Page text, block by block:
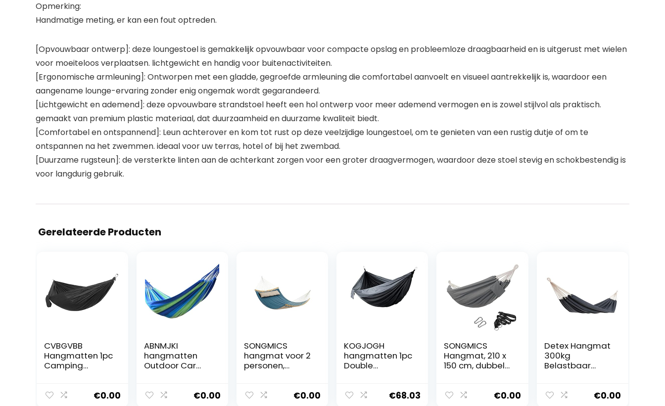
Opmerking:
Handmatige meting, er kan een fout optreden.
[Opvouwbaar ontwerp]: deze loungestoel is gemakkelijk opvouwbaar voor compacte opslag en probleemloze draagbaarheid en is uitgerust met wielen
voor moeiteloos verplaatsen. lichtgewicht en handig voor buitenactiviteiten.
[Ergonomische armleuning]: Ontworpen met een gladde, gegroefde armleuning die comfortabel aanvoelt en visueel aantrekkelijk is, waardoor een
aangename lounge-ervaring zonder enig ongemak wordt gegarandeerd.
[Lichtgewicht en ademend]: deze opvouwbare strandstoel heeft een hol ontwerp voor meer ademend vermogen en is zowel stijlvol als praktisch.
gemaakt van premium plastic materiaal, dat duurzaamheid en duurzame kwaliteit biedt.
[Comfortabel en ontspannend]: Leun achterover en kom tot rust op deze veelzijdige loungestoel, om te genieten van een rustig dutje of om te
ontspannen na het zwemmen. ideaal voor uw terras, hotel of bij het zwembad.
[Duurzame rugsteun]: de versterkte linten aan de achterkant zorgen voor een groter draagvermogen, waardoor deze stoel stevig en schokbestendig is
voor langdurig gebruik.
Gerelateerde Producten
CVBGVBB
Hangmatten 1pc
Camping
Hammocks For
€0.00
ABNMJKI
hangmatten
Outdoor Car
Portable Indoor
€0.00
SONGMICS
hangmat voor 2
personen,
met deelbare
€0.00
KOGJOGH
hangmatten 1pc
Double
2 Tree Straps
€68.03
SONGMICS
Hangmat, 210 x
150 cm, dubbele
draagvermoge
€0.00
Detex Hangmat
300kg
Belastbaar
persoonszak€0.00